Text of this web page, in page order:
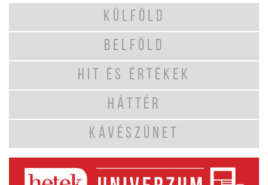
KÜLFÖLD
BELFÖLD
HIT ÉS ÉRTÉKEK
HÁTTÉR
KÁVÉSZÜNET